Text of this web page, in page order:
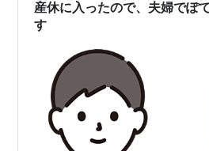
産休に入ったので、夫婦でぽ
す